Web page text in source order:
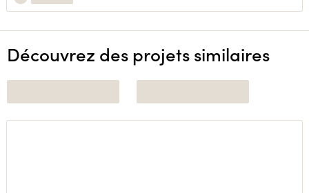
Découvrez des projets similaires